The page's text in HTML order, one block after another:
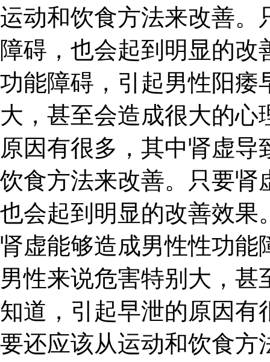
运动和饮食方法来改善。
障碍，也会起到明显的
功能障碍，引起男性阳痿
大，甚至会造成很大的
原因有很多，其中肾虚
饮食方法来改善。只要肾
也会起到明显的改善效果
肾虚能够造成男性性功能
男性来说危害特别大，
知道，引起早泄的原因有
要还应该从运动和饮食方